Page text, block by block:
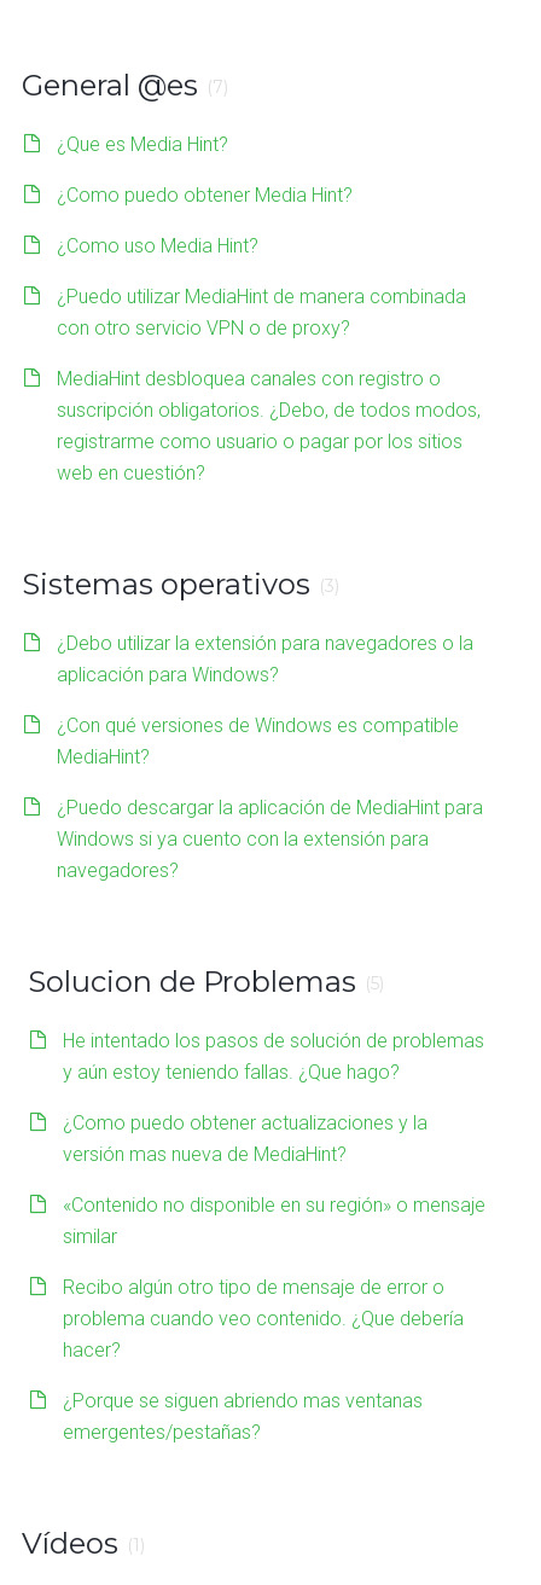
General @es (7)
¿Que es Media Hint?
¿Como puedo obtener Media Hint?
¿Como uso Media Hint?
¿Puedo utilizar MediaHint de manera combinada
con otro servicio VPN o de proxy?
MediaHint desbloquea canales con registro o
suscripción obligatorios. ¿Debo, de todos modos,
registrarme como usuario o pagar por los sitios
web en cuestión?
Sistemas operativos (3)
¿Debo utilizar la extensión para navegadores o la
aplicación para Windows?
¿Con qué versiones de Windows es compatible
MediaHint?
¿Puedo descargar la aplicación de MediaHint para
Windows si ya cuento con la extensión para
navegadores?
Solucion de Problemas (5)
He intentado los pasos de solución de problemas
y aún estoy teniendo fallas. ¿Que hago?
¿Como puedo obtener actualizaciones y la
versión mas nueva de MediaHint?
«Contenido no disponible en su región» o mensaje
similar
Recibo algún otro tipo de mensaje de error o
problema cuando veo contenido. ¿Que debería
hacer?
¿Porque se siguen abriendo mas ventanas
emergentes/pestañas?
Vídeos (1)